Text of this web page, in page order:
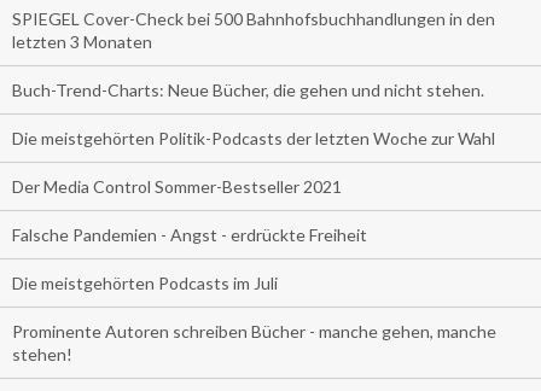
SPIEGEL Cover-Check bei 500 Bahnhofsbuchhandlungen in den
letzten 3 Monaten
Buch-Trend-Charts: Neue Bücher, die gehen und nicht stehen.
Die meistgehörten Politik-Podcasts der letzten Woche zur Wahl
Der Media Control Sommer-Bestseller 2021
Falsche Pandemien - Angst - erdrückte Freiheit
Die meistgehörten Podcasts im Juli
Prominente Autoren schreiben Bücher - manche gehen, manche
stehen!